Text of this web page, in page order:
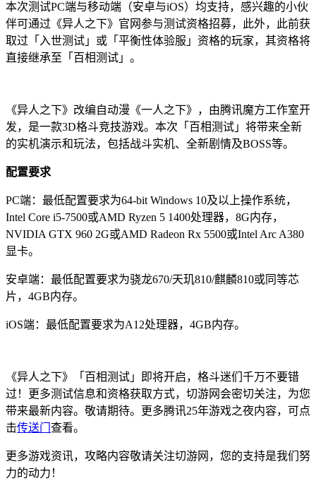
本次测试PC端与移动端（安卓与iOS）均支持，感兴趣的小伙
伴可通过《异人之下》官网参与测试资格招募，此外，此前获
取过「入世测试」或「平衡性体验服」资格的玩家，其资格将
直接继承至「百相测试」。
《异人之下》改编自动漫《一人之下》，由腾讯魔方工作室开
发，是一款3D格斗竞技游戏。本次「百相测试」将带来全新
的实机演示和玩法，包括战斗实机、全新剧情及BOSS等。
配置要求
PC端：最低配置要求为64-bit Windows 10及以上操作系统，
Intel Core i5-7500或AMD Ryzen 5 1400处理器，8G内存，
NVIDIA GTX 960 2G或AMD Radeon Rx 5500或Intel Arc A380
显卡。
安卓端：最低配置要求为骁龙670/天玑810/麒麟810或同等芯
片，4GB内存。
iOS端：最低配置要求为A12处理器，4GB内存。
《异人之下》「百相测试」即将开启，格斗迷们千万不要错
过！更多测试信息和资格获取方式，切游网会密切关注，为您
带来最新内容。敬请期待。更多腾讯25年游戏之夜内容，可点
击传送门 查看。
更多游戏资讯，攻略内容敬请关注切游网，您的支持是我们努
力的动力！